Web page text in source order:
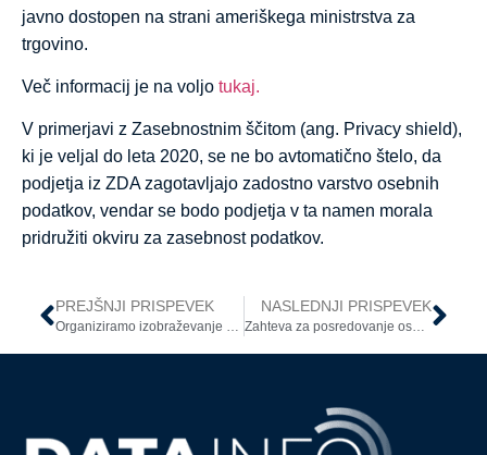
javno dostopen na strani ameriškega ministrstva za
trgovino.
Več informacij je na voljo tukaj.
V primerjavi z Zasebnostnim ščitom (ang. Privacy shield),
ki je veljal do leta 2020, se ne bo avtomatično štelo, da
podjetja iz ZDA zagotavljajo zadostno varstvo osebnih
podatkov, vendar se bodo podjetja v ta namen morala
pridružiti okviru za zasebnost podatkov.
PREJŠNJI PRISPEVEK
Organiziramo izobraževanje za pooblaščene osebe za varstvo osebnih podatkov
NASLEDNJI PRISPEVEK
Zahteva za posredovanje osebnih podatkov